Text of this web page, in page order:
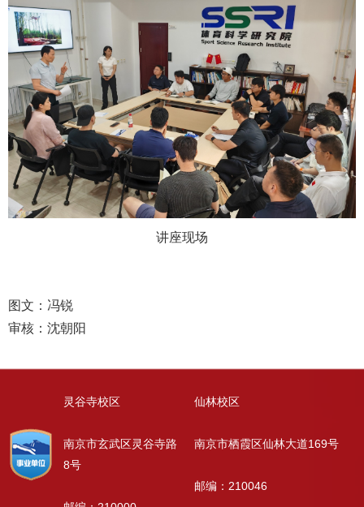
讲座现场
图文：冯锐
审核：沈朝阳
灵谷寺校区
南京市玄武区灵谷寺路
8号
仙林校区
南京市栖霞区仙林大道169号
邮编：210046